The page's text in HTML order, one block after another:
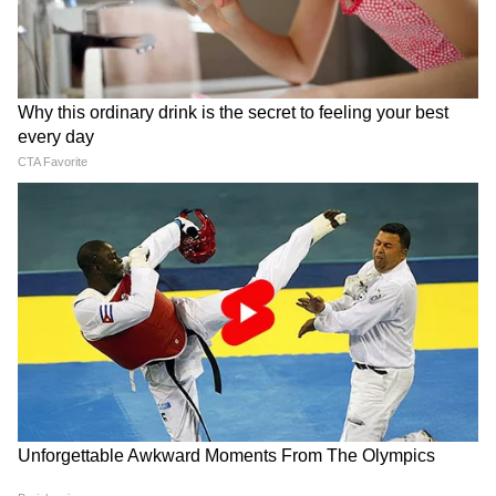
আরও পড়ুন-
ডিএ-র দাবিতে সরকারি কর্মীদের ডিজিটাল
ধর্মঘট, শনিবার সকাল হতেই অনশনে যোগ
দিলেন আইএসএফ বিধায়ক নওশাদ সিদ্দিকী
North Bengal Train:
উত্তরবঙ্গের ভবিষ্যতের নতুন
দিশা, ডুয়ার্সের বুক চিরে ট্রেন
ছোটাতে অনুমোদন রেলের
Annapurna Yojana: এখনও
ঢোকেনি অন্নপূর্ণা যোজনার
টাকা? তৃতীয় কিস্তি নিয়ে বিরাট
ঘোষণা সরকারের